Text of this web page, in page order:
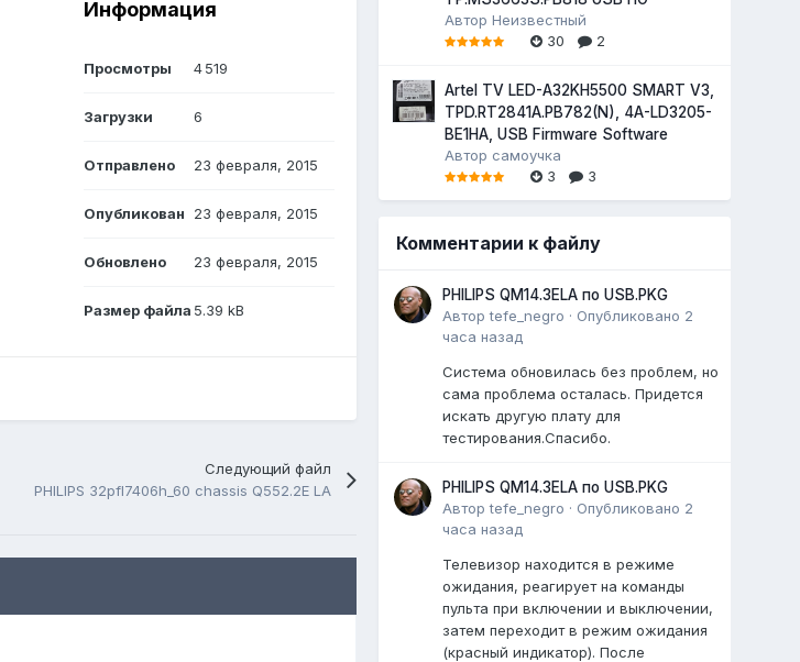
Информация
Просмотры 4 519
Загрузки 6
Отправлено 23 февраля, 2015
Опубликован 23 февраля, 2015
Обновлено 23 февраля, 2015
Размер файла 5.39 kB
Следующий файл
PHILIPS 32pfl7406h_60 chassis Q552.2E LA
АвторНеизвестный
30
2
Artel TV LED-A32KH5500 SMART V3,
TPD.RT2841A.PB782(N), 4A-LD3205-
BE1HA, USB Firmware Software
Автор самоучка
3
3
Комментарии к файлу
PHILIPS QM14.3ELA по USB.PKG
Авторtefe_negro · Опубликовано 2
часа назад
Система обновилась без проблем, но
сама проблема осталась. Придется
искать другую плату для
тестирования.Спасибо.
PHILIPS QM14.3ELA по USB.PKG
Авторtefe_negro · Опубликовано 2
часа назад
Телевизор находится в режиме
ожидания, реагирует на команды
пульта при включении и выключении,
затем переходит в режим ожидания
(красный индикатор). После